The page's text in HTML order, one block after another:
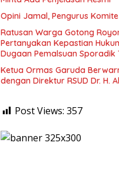
Opini Jamal, Pengurus
Ratusan Warga Gotong
Pertanyakan Kepastian
Dugaan Pemalsuan Sporadik
Ketua Ormas Garuda
dengan Direktur RSUD Dr. H.
Post Views: 357